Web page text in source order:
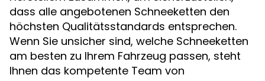
dass alle angebotenen Schneeketten den
höchsten Qualitätsstandards entsprechen.
Wenn Sie unsicher sind, welche Schneeketten
am besten zu Ihrem Fahrzeug passen, steht
Ihnen das kompetente Team von